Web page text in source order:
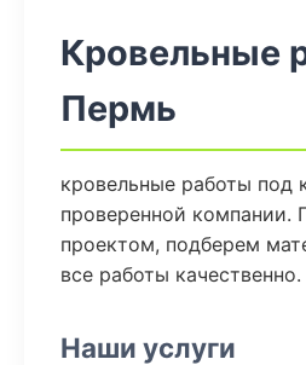
Кровельные
Пермь
кровельные работы под
проверенной
проектом, подберем
все работы качественно.
Наши услуги